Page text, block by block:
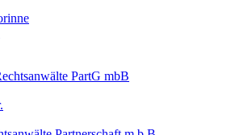
PartG mbB